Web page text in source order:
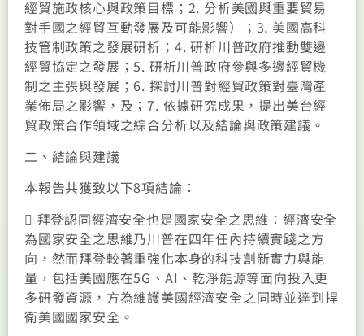
經貿施政核心與政策目標；2. 分析美國與重要貿易
對手國之經貿互動發展及可能影響）；3. 美國高科
技管制政策之發展研析；4. 研析川普政府推動雙邊
經貿協定之發展；5. 研析川普政府參與多邊經貿機
制之主張與發展；6. 探討川普對經貿政策對臺灣產
業佈局之影響，及；7. 依據研究成果，提出美台經
貿政策合作領域之綜合分析以及結論與政策建議。
二、結論與建議
本報告共獲致以下8項結論：
 拜登認同經濟安全也是國家安全之思維：經濟安全
為國家安全之思維乃川普在四年任內持續實踐之方
向，然而拜登較著重強化本身的科技創新實力與能
量，包括美國應在5G、AI、乾淨能源等面向投入更
多研發資源，方為維護美國經濟安全之同時並達到捍
衛美國國家安全。